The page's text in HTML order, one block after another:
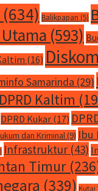
(634) Balikpapan (5)
(593)
(16)
Samarinda (29)
DPRD Kaltim
DPRD Kukar (17)
dan Kriminal(9) Ibu
Infrastruktur (43)
Timur
(339) Kutai